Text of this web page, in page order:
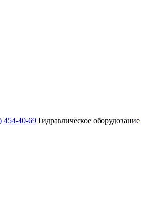
454-40-69 Гидравлическое оборудование